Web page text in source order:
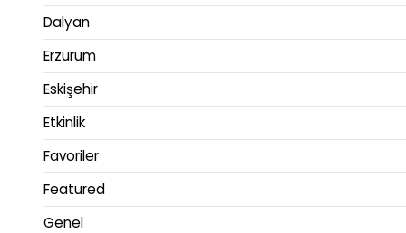
Dalyan
Erzurum
Eskişehir
Etkinlik
Favoriler
Featured
Genel